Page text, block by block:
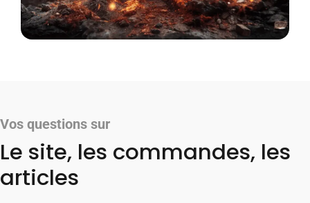
Vos questions sur
Le site, les commandes, les
articles